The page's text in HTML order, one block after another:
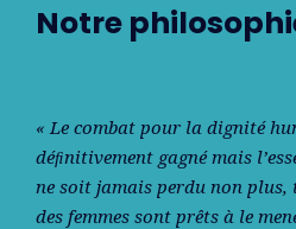
Notre
« Le combat pour la dignité
déﬁnitivement gagné mais
ne soit jamais perdu non plus,
des femmes sont prêts à le